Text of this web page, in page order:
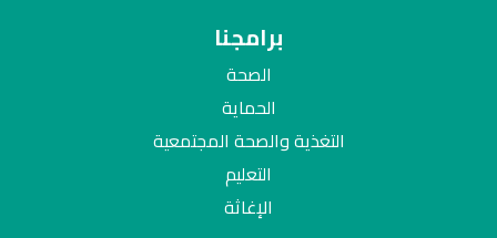
برامجنا
الصحة
الحماية
التغذية والصحة المجتمعية
التعليم
الإغاثة